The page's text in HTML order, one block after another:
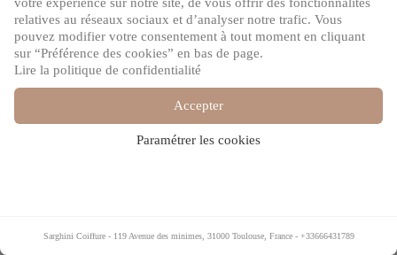
Sarghini Coiffure- 119 Avenue des minimes, 31000 Toulouse, France- +33666431789
relatives au réseaux sociaux et d’analyser notre trafic. Vous
pouvez modifier votre consentement à tout moment en cliquant
sur “Préférence des cookies” en bas de page.
Lire la politique de confidentialité
Accepter
Paramétrer les cookies
Sarghini Coiffure- 119 Avenue des minimes, 31000 Toulouse, France- +33666431789